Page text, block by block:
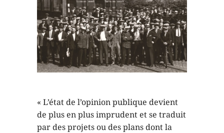
« L’état de l’opinion publique devient
de plus en plus imprudent et se traduit
par des projets ou des plans dont la